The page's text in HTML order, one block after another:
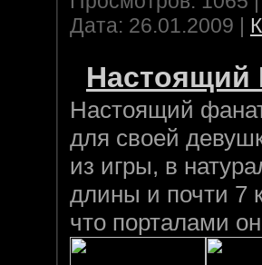
Дата: 26.01.2009 |
Настоящий
Настоящий
для своей
из игры, в
длины и почти 7
что порталами